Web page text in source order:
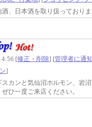
、日本酒を取り扱っており
[修正・削除] [管理者に通
]
カンと気仙沼ホルモン、岩
ひ一度ご来店ください。